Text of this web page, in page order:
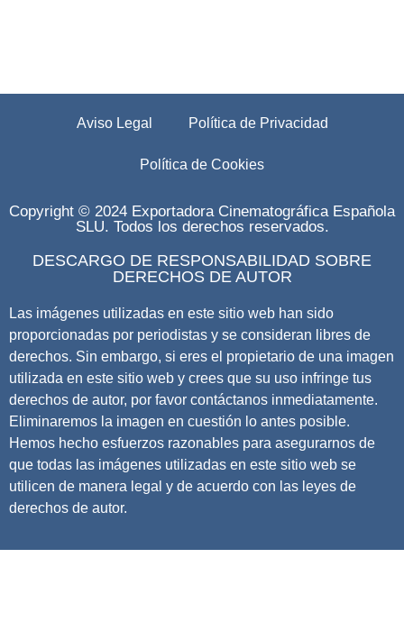
Aviso Legal Política de Privacidad
Política de Cookies
Copyright © 2024 Exportadora Cinematográfica Española
SLU. Todos los derechos reservados.
DESCARGO DE RESPONSABILIDAD SOBRE
DERECHOS DE AUTOR
Las imágenes utilizadas en este sitio web han sido
proporcionadas por periodistas y se consideran libres de
derechos. Sin embargo, si eres el propietario de una imagen
utilizada en este sitio web y crees que su uso infringe tus
derechos de autor, por favor contáctanos inmediatamente.
Eliminaremos la imagen en cuestión lo antes posible.
Hemos hecho esfuerzos razonables para asegurarnos de
que todas las imágenes utilizadas en este sitio web se
utilicen de manera legal y de acuerdo con las leyes de
derechos de autor.